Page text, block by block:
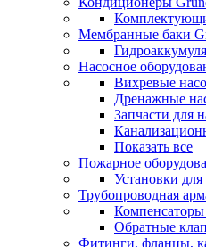
Мембранные баки
Насосное
Вихревые
Дренажные
Запчасти для
Показать все
Пожарное
Установки
Трубопроводная
Обратные
Фитинги, фланцы,